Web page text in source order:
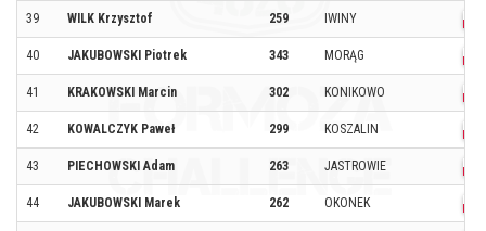
39 WILK Krzysztof 259 IWINY
40 JAKUBOWSKI Piotrek 343 MORĄG
41 KRAKOWSKI Marcin 302 KONIKOWO
42 KOWALCZYK Paweł 299 KOSZALIN
43 PIECHOWSKI Adam 263 JASTROWIE
44 JAKUBOWSKI Marek 262 OKONEK